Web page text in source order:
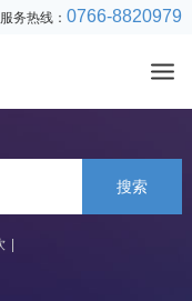
务热线：0766-8820979
搜索